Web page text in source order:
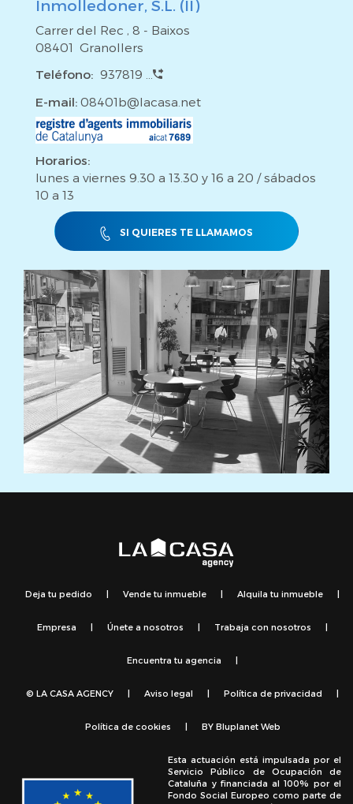
Inmolledoner, S.L. (II)
Carrer del Rec , 8 - Baixos
08401 Granollers
Teléfono: 937819 ...
E-mail: 08401b@lacasa.net
Horarios:
lunes a viernes 9.30 a 13.30 y 16 a 20 / sábados
10 a 13
SI QUIERES TE LLAMAMOS
Deja tu pedido | Vende tu inmueble | Alquila tu inmueble |
Empresa | Únete a nosotros | Trabaja con nosotros |
Encuentra tu agencia |
© LA CASA AGENCY | Aviso legal | Política de privacidad |
Política de cookies | BY Bluplanet Web
Esta actuación está impulsada por el
Servicio Público de Ocupación de
Cataluña y financiada al 100% por el
Fondo Social Europeo como parte de